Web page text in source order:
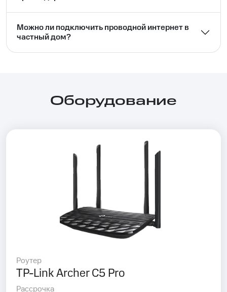
Можно ли подключить проводной интернет в
частный дом?⁣⁣
Оборудование
Роутер
TP-Link Archer C5 Pro
Рассрочка